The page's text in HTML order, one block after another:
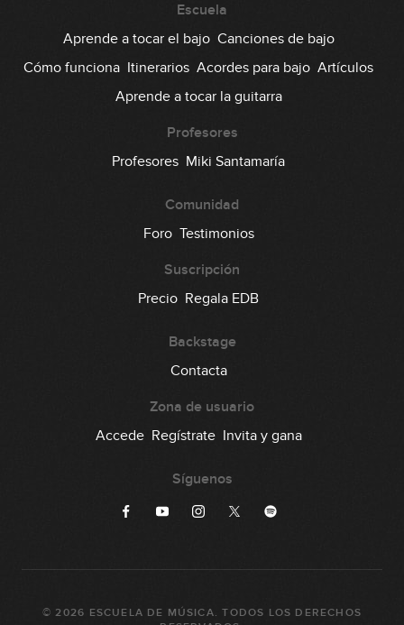
46:30
Noviembre 2025: Línea de bajo
Escuela
Aprende a tocar el bajo Canciones de bajo
Cómo funciona Itinerarios Acordes para bajo Artículos
Aprende a tocar la guitarra
Profesores
Profesores Miki Santamaría
Comunidad
Foro Testimonios
Suscripción
Precio Regala EDB
Backstage
Contacta
Zona de usuario
Accede Regístrate Invita y gana
Síguenos
©2026 ESCUELA DE MÚSICA. TODOS LOS DERECHOS